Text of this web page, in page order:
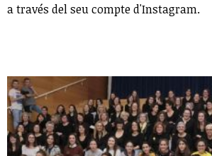
a través del seu compte d'Instagram.